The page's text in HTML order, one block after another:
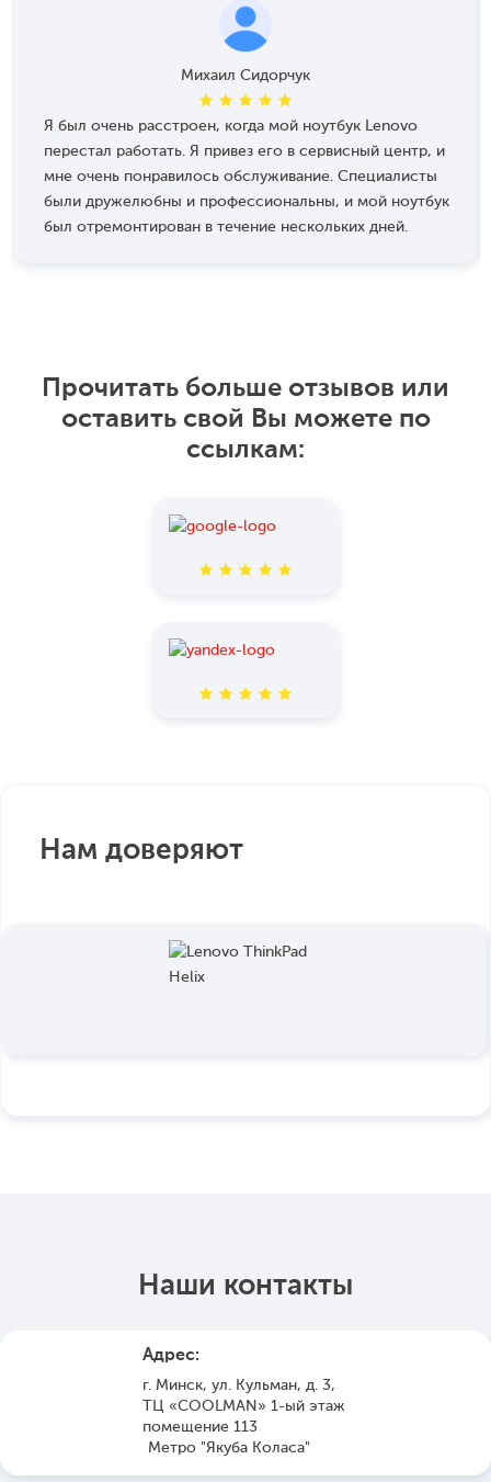
Михаил Сидорчук
Я был очень расстроен, когда мой ноутбук Lenovo
перестал работать. Я привез его в сервисный центр, и
мне очень понравилось обслуживание. Специалисты
были дружелюбны и профессиональны, и мой ноутбук
был отремонтирован в течение нескольких дней.
Прочитать больше отзывов или
оставить свой Вы можете по
ссылкам:
Нам доверяют
Наши контакты
Адрес:
г. Минск, ул. Кульман, д. 3,
ТЦ «COOLMAN» 1-ый этаж
помещение 113
Метро "Якуба Коласа"